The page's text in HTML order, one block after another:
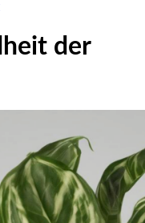
der